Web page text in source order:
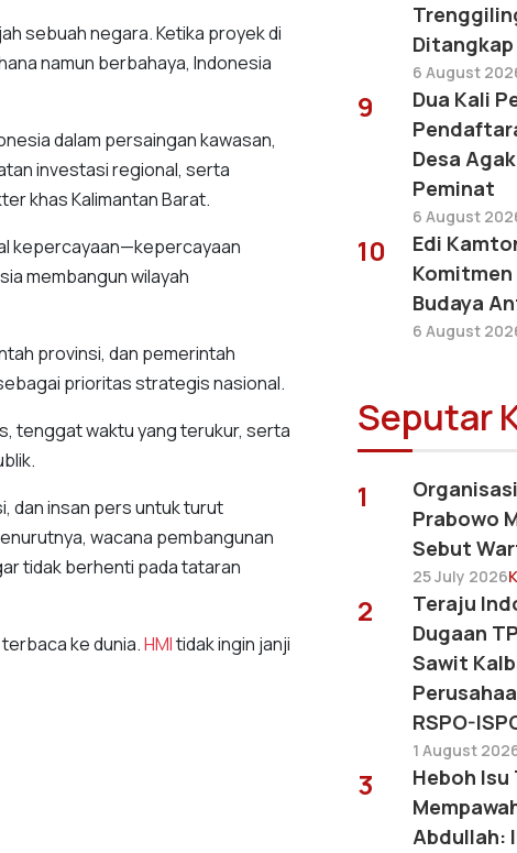
sebuah negara. Ketika proyek di
namun berbahaya, Indonesia
dalam persaingan kawasan,
investasi regional, serta
khas Kalimantan Barat.
kepercayaan—kepercayaan
membangun wilayah
provinsi, dan pemerintah
prioritas strategis nasional.
tenggat waktu yang terukur, serta
dan insan pers untuk turut
wacana pembangunan
tidak berhenti pada tataran
ke dunia.HMItidak ingin janji
Ditangkap
6 August
9
Dua Kali
Desa
Peminat
6 August
10
Edi
Budaya
6 August
Seputar
1
Prabowo
Sebut
25 July 2026
2
Teraju
Dugaan
Sawit
RSPO-
1 August
3
Heboh
Abdullah: